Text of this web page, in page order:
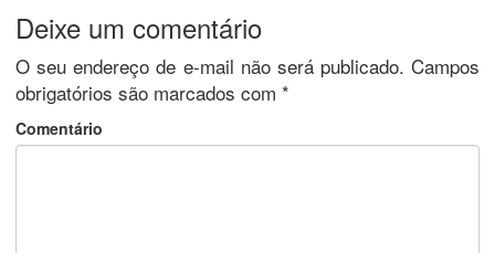
Deixe um comentário
O seu endereço de e-mail não será publicado. Campos
obrigatórios são marcados com *
Comentário